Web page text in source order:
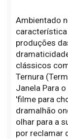
Ambientado
produções
clássicos
Ternura
Janela Para
'filme para
dramalhão
olhar para a
por reclamar